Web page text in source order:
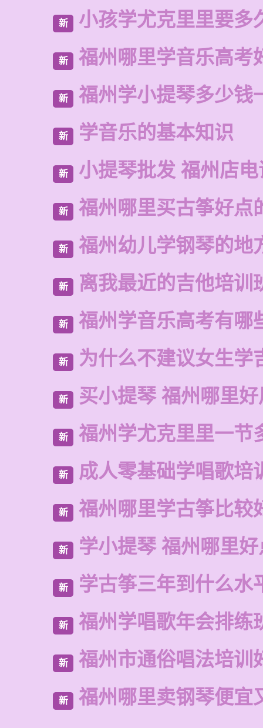
新 小孩学尤克里里要多
新 福州哪里学音乐高考
新 福州学小提琴多少钱
新 学音乐的基本知识
新 小提琴批发 福州店
新 福州哪里买古筝好点
新 福州幼儿学钢琴的地
新 离我最近的吉他培训
新 福州学音乐高考有哪
新 为什么不建议女生学
新 买小提琴 福州哪里
新 福州学尤克里里一节
新 成人零基础学唱歌培
新 福州哪里学古筝比较
新 学小提琴 福州哪里
新 学古筝三年到什么水
新 福州学唱歌年会排练
新 福州市通俗唱法培训
新 福州哪里卖钢琴便宜